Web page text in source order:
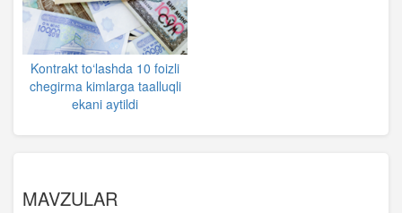
Kontrakt to‘lashda 10 foizli
chegirma kimlarga taalluqli
ekani aytildi
MAVZULAR